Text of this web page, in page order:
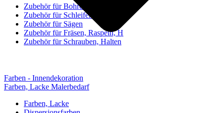
Zubehör für Bohren, Bohrhilfen
Zubehör für Schleifen, Poliere
Zubehör für Sägen
Zubehör für Fräsen, Raspeln, H
Zubehör für Schrauben, Halten
Farben - Innendekoration
Farben, Lacke Malerbedarf
Farben, Lacke